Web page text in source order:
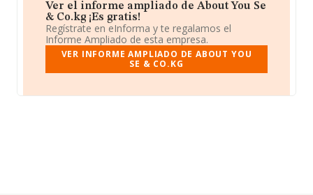
Ver el informe ampliado de About You Se
& Co.kg ¡Es gratis!
Regístrate en eInforma y te regalamos el
Informe Ampliado de esta empresa.
VER INFORME AMPLIADO DE ABOUT YOU
SE & CO.KG